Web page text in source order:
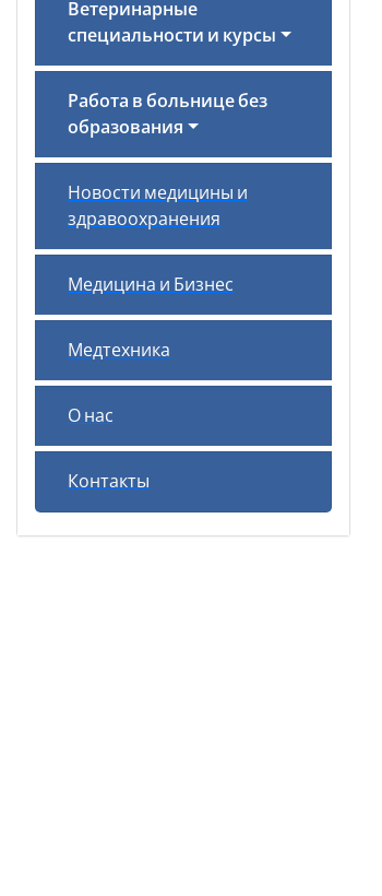
Ветеринарные
специальности и курсы
Работа в больнице без
образования
Новости медицины и
здравоохранения
Медицина и Бизнес
Медтехника
О нас
Контакты